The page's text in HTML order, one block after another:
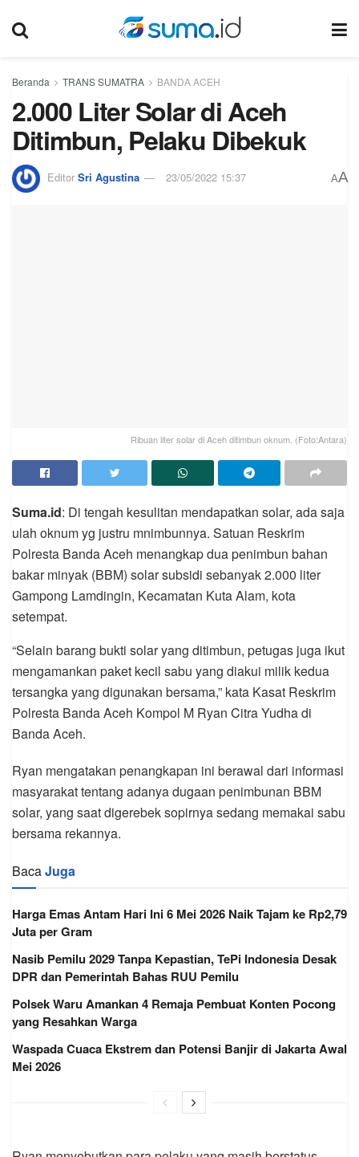
Beranda TRANS SUMATRA BANDA ACEH
2.000 Liter Solar di Aceh
Ditimbun, Pelaku Dibekuk
Editor Sri Agustina 23/05/2022 15:37 AA
Ribuan liter solar di Aceh ditimbun oknum. (Foto:Antara)
Suma.id: Di tengah kesulitan mendapatkan solar, ada saja
ulah oknum yg justru mnimbunnya. Satuan Reskrim
Polresta Banda Aceh menangkap dua penimbun bahan
bakar minyak (BBM) solar subsidi sebanyak 2.000 liter
Gampong Lamdingin, Kecamatan Kuta Alam, kota
setempat.
“Selain barang bukti solar yang ditimbun, petugas juga ikut
mengamankan paket kecil sabu yang diakui milik kedua
tersangka yang digunakan bersama,” kata Kasat Reskrim
Polresta Banda Aceh Kompol M Ryan Citra Yudha di
Banda Aceh.
Ryan mengatakan penangkapan ini berawal dari informasi
masyarakat tentang adanya dugaan penimbunan BBM
solar, yang saat digerebek sopirnya sedang memakai sabu
bersama rekannya.
BacaJuga
Harga Emas Antam Hari Ini 6 Mei 2026 Naik Tajam ke Rp2,79
Juta per Gram
Nasib Pemilu 2029 Tanpa Kepastian, TePi Indonesia Desak
DPR dan Pemerintah Bahas RUU Pemilu
Polsek Waru Amankan 4 Remaja Pembuat Konten Pocong
yang Resahkan Warga
Waspada Cuaca Ekstrem dan Potensi Banjir di Jakarta Awal
Mei 2026